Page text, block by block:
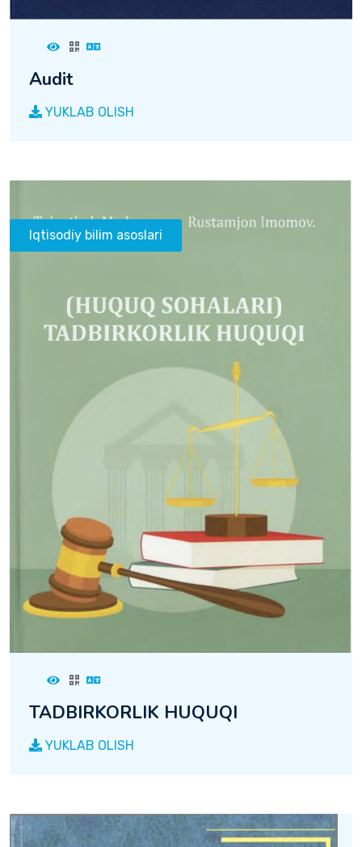
Audit
YUKLAB OLISH
Iqtisodiy bilim asoslari
TADBIRKORLIK HUQUQI
YUKLAB OLISH